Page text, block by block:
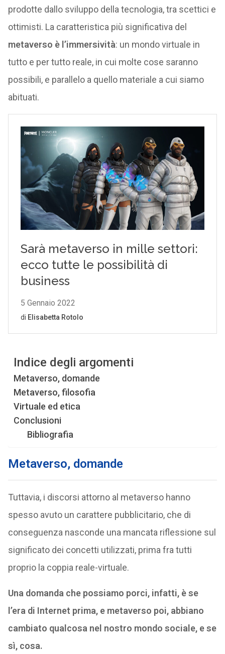
prodotte dallo sviluppo della tecnologia, tra scettici e
ottimisti. La caratteristica più significativa del
metaverso è l’immersività: un mondo virtuale in
tutto e per tutto reale, in cui molte cose saranno
possibili, e parallelo a quello materiale a cui siamo
abituati.
Indice degli argomenti
Metaverso, domande
Metaverso, filosofia
Virtuale ed etica
Conclusioni
Bibliografia
Metaverso, domande
Tuttavia, i discorsi attorno al metaverso hanno
spesso avuto un carattere pubblicitario, che di
conseguenza nasconde una mancata riflessione sul
significato dei concetti utilizzati, prima fra tutti
proprio la coppia reale-virtuale.
Una domanda che possiamo porci, infatti, è se
l’era di Internet prima, e metaverso poi, abbiano
cambiato qualcosa nel nostro mondo sociale, e se
sì, cosa.